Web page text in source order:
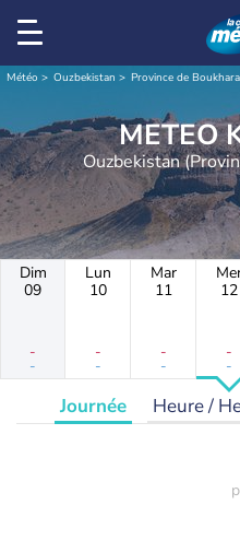
Météo Ouzbekistan Province de Boukhara
Ouzbekistan
Dim
09
-
-
Lun
10
-
-
Mar
11
-
-
12
-
-
Journée Heure /